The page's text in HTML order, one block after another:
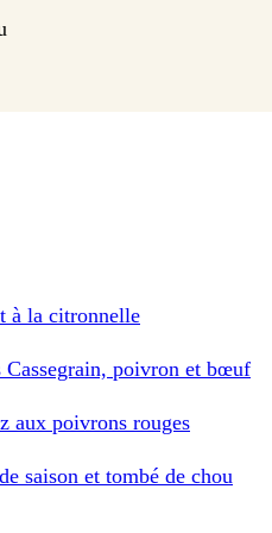
à la citronnelle
poivron et bœuf
aux poivrons rouges
saison et tombé de chou